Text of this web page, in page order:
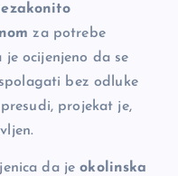
za potrebe
ocijenjeno da se
bez odluke
projekat je,
da jeokolinska